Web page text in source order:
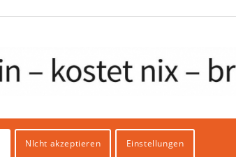
NIcht akzeptieren Einstellungen